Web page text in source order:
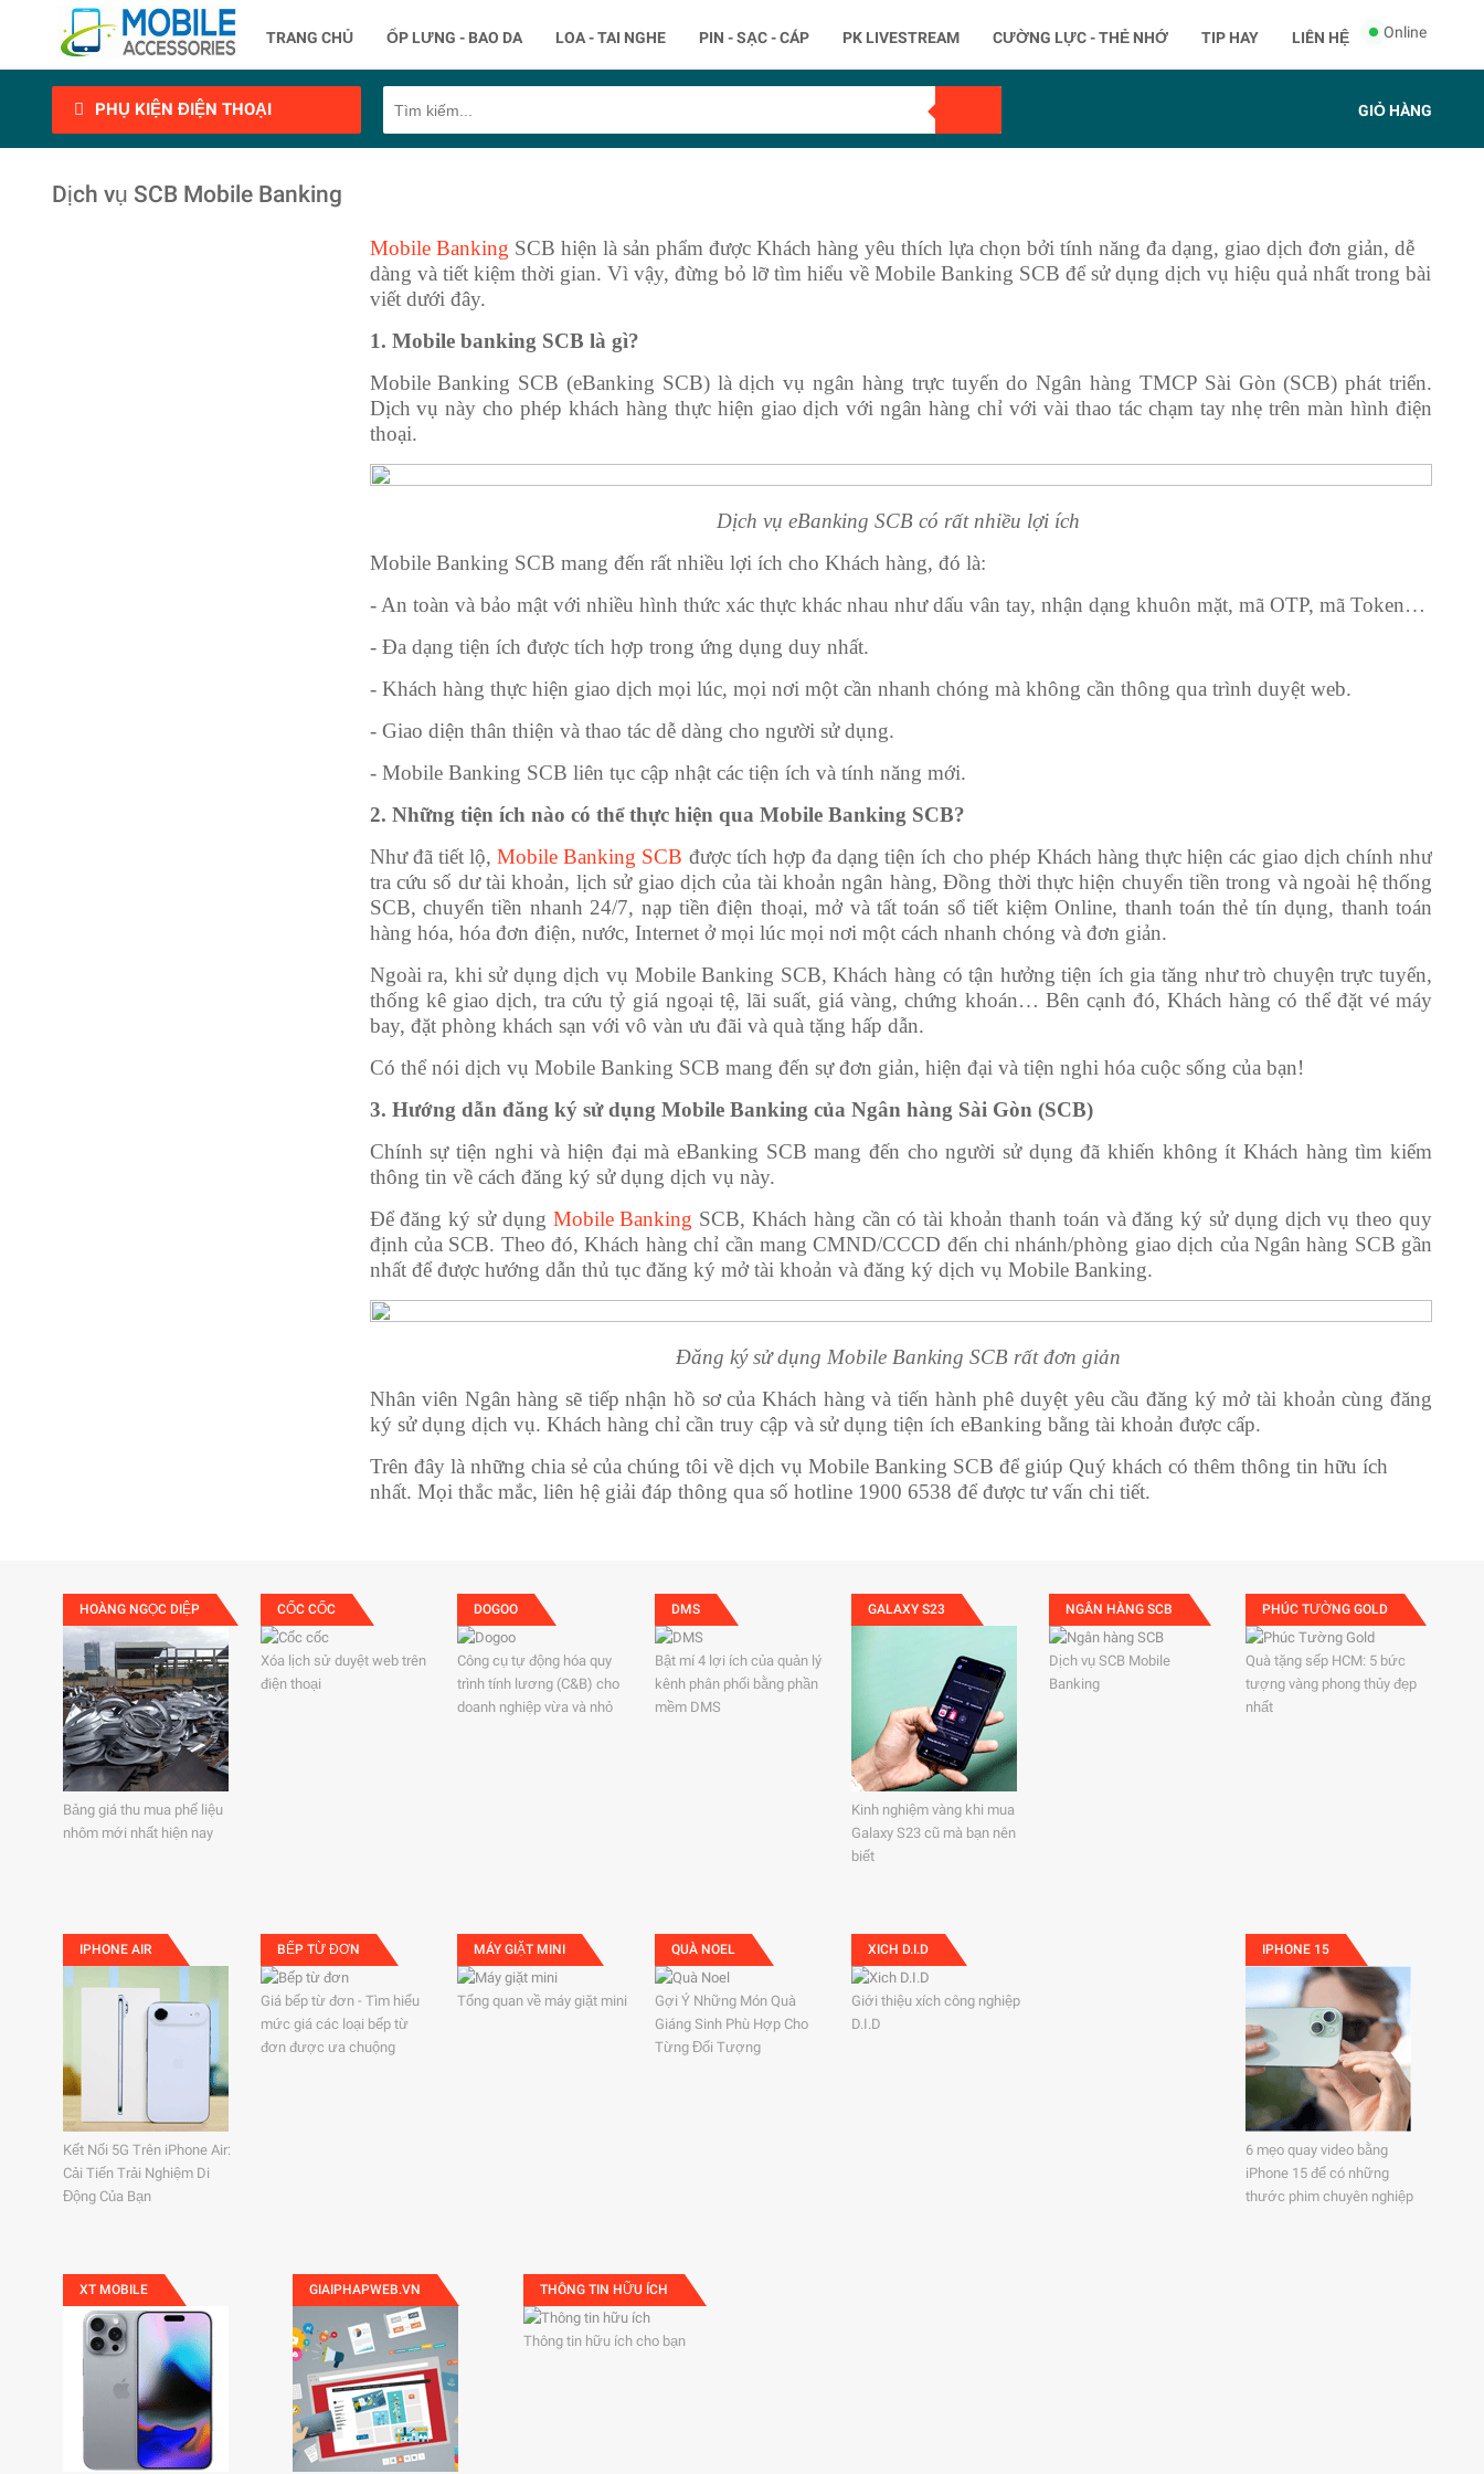
TRANG CHỦ ỐP LƯNG - BAO DA LOA - TAI NGHE PIN - SẠC - CÁP PK LIVESTREAM CƯỜNG LỰC - THẺ NHỚ TIP HAY LIÊN HỆ Online
PHỤ KIỆN ĐIỆN THOẠI GIỎ HÀNG
Dịch vụ SCB Mobile Banking
Mobile Banking SCB hiện là sản phẩm được Khách hàng yêu thích lựa chọn bởi tính năng đa dạng, giao dịch đơn giản, dễ
dàng và tiết kiệm thời gian. Vì vậy, đừng bỏ lỡ tìm hiểu về Mobile Banking SCB để sử dụng dịch vụ hiệu quả nhất trong bài
viết dưới đây.
1. Mobile banking SCB là gì?
Mobile Banking SCB (eBanking SCB) là dịch vụ ngân hàng trực tuyến do Ngân hàng TMCP Sài Gòn (SCB) phát triển.
Dịch vụ này cho phép khách hàng thực hiện giao dịch với ngân hàng chỉ với vài thao tác chạm tay nhẹ trên màn hình điện
thoại.
Dịch vụ eBanking SCB có rất nhiều lợi ích
Mobile Banking SCB mang đến rất nhiều lợi ích cho Khách hàng, đó là:
- An toàn và bảo mật với nhiều hình thức xác thực khác nhau như dấu vân tay, nhận dạng khuôn mặt, mã OTP, mã Token…
- Đa dạng tiện ích được tích hợp trong ứng dụng duy nhất.
- Khách hàng thực hiện giao dịch mọi lúc, mọi nơi một cần nhanh chóng mà không cần thông qua trình duyệt web.
- Giao diện thân thiện và thao tác dễ dàng cho người sử dụng.
- Mobile Banking SCB liên tục cập nhật các tiện ích và tính năng mới.
2. Những tiện ích nào có thể thực hiện qua Mobile Banking SCB?
Như đã tiết lộ,Mobile Banking SCB được tích hợp đa dạng tiện ích cho phép Khách hàng thực hiện các giao dịch chính như
tra cứu số dư tài khoản, lịch sử giao dịch của tài khoản ngân hàng, Đồng thời thực hiện chuyển tiền trong và ngoài hệ thống
SCB, chuyển tiền nhanh 24/7, nạp tiền điện thoại, mở và tất toán sổ tiết kiệm Online, thanh toán thẻ tín dụng, thanh toán
hàng hóa, hóa đơn điện, nước, Internet ở mọi lúc mọi nơi một cách nhanh chóng và đơn giản.
Ngoài ra, khi sử dụng dịch vụ Mobile Banking SCB, Khách hàng có tận hưởng tiện ích gia tăng như trò chuyện trực tuyến,
thống kê giao dịch, tra cứu tỷ giá ngoại tệ, lãi suất, giá vàng, chứng khoán… Bên cạnh đó, Khách hàng có thể đặt vé máy
bay, đặt phòng khách sạn với vô vàn ưu đãi và quà tặng hấp dẫn.
Có thể nói dịch vụ Mobile Banking SCB mang đến sự đơn giản, hiện đại và tiện nghi hóa cuộc sống của bạn!
3. Hướng dẫn đăng ký sử dụng Mobile Banking của Ngân hàng Sài Gòn (SCB)
Chính sự tiện nghi và hiện đại mà eBanking SCB mang đến cho người sử dụng đã khiến không ít Khách hàng tìm kiếm
thông tin về cách đăng ký sử dụng dịch vụ này.
Để đăng ký sử dụng Mobile Banking SCB, Khách hàng cần có tài khoản thanh toán và đăng ký sử dụng dịch vụ theo quy
định của SCB. Theo đó, Khách hàng chỉ cần mang CMND/CCCD đến chi nhánh/phòng giao dịch của Ngân hàng SCB gần
nhất để được hướng dẫn thủ tục đăng ký mở tài khoản và đăng ký dịch vụ Mobile Banking.
Đăng ký sử dụng Mobile Banking SCB rất đơn giản
Nhân viên Ngân hàng sẽ tiếp nhận hồ sơ của Khách hàng và tiến hành phê duyệt yêu cầu đăng ký mở tài khoản cùng đăng
ký sử dụng dịch vụ. Khách hàng chỉ cần truy cập và sử dụng tiện ích eBanking bằng tài khoản được cấp.
Trên đây là những chia sẻ của chúng tôi về dịch vụ Mobile Banking SCB để giúp Quý khách có thêm thông tin hữu ích
nhất. Mọi thắc mắc, liên hệ giải đáp thông qua số hotline 1900 6538 để được tư vấn chi tiết.
HOÀNG NGỌC DIỆP
Bảng giá thu mua phế liệu
nhôm mới nhất hiện nay
CỐC CỐC
Xóa lịch sử duyệt web trên
điện thoại
DOGOO
Công cụ tự động hóa quy
trình tính lương (C&B) cho
doanh nghiệp vừa và nhỏ
DMS
Bật mí 4 lợi ích của quản lý
kênh phân phối bằng phần
mềm DMS
GALAXY S23
Kinh nghiệm vàng khi mua
Galaxy S23 cũ mà bạn nên
biết
NGÂN HÀNG SCB
Dịch vụ SCB Mobile
Banking
PHÚC TƯỜNG GOLD
Quà tặng sếp HCM: 5 bức
tượng vàng phong thủy đẹp
nhất
IPHONE AIR
Kết Nối 5G Trên iPhone Air:
Cải Tiến Trải Nghiệm Di
Động Của Bạn
BẾP TỪ ĐƠN
Giá bếp từ đơn - Tìm hiểu
mức giá các loại bếp từ
đơn được ưa chuộng
MÁY GIẶT MINI
Tổng quan về máy giặt mini
QUÀ NOEL
Gợi Ý Những Món Quà
Giáng Sinh Phù Hợp Cho
Từng Đối Tượng
XICH D.I.D
Giới thiệu xích công nghiệp
D.I.D
IPHONE 15
6 mẹo quay video bằng
iPhone 15 để có những
thước phim chuyên nghiệp
XT MOBILE GIAIPHAPWEB.VN THÔNG TIN HỮU ÍCH
Thông tin hữu ích cho bạn